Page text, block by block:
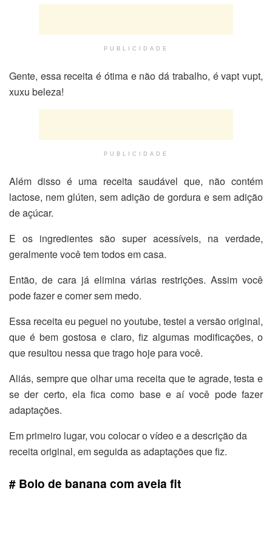
PUBLICIDADE
Gente, essa receita é ótima e não dá trabalho, é vapt vupt,
xuxu beleza!
PUBLICIDADE
Além disso é uma receita saudável que, não contém
lactose, nem glúten, sem adição de gordura e sem adição
de açúcar.
E os ingredientes são super acessíveis, na verdade,
geralmente você tem todos em casa.
Então, de cara já elimina várias restrições. Assim você
pode fazer e comer sem medo.
Essa receita eu peguei no youtube, testei a versão original,
que é bem gostosa e claro, fiz algumas modificações, o
que resultou nessa que trago hoje para você.
Aliás, sempre que olhar uma receita que te agrade, testa e
se der certo, ela fica como base e aí você pode fazer
adaptações.
Em primeiro lugar, vou colocar o vídeo e a descrição da
receita original, em seguida as adaptações que fiz.
# Bolo de banana com aveia fit